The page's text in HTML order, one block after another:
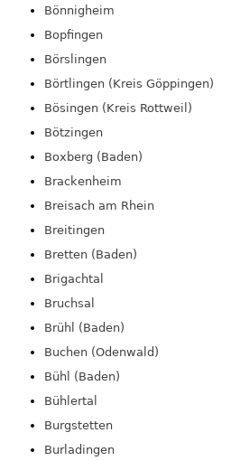
Bönnigheim
Bopfingen
Börslingen
Börtlingen (Kreis Göppingen)
Bösingen (Kreis Rottweil)
Bötzingen
Boxberg (Baden)
Brackenheim
Breisach am Rhein
Breitingen
Bretten (Baden)
Brigachtal
Bruchsal
Brühl (Baden)
Buchen (Odenwald)
Bühl (Baden)
Bühlertal
Burgstetten
Burladingen